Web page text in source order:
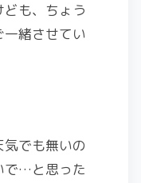
も、ちょう
緒させてい
でも無いの
で…と思った